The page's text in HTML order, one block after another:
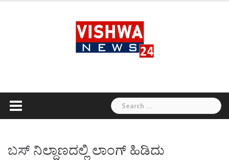
Search
for:
ಬಸ್​ ನಿಲ್ದಾಣದಲ್ಲಿ ಲಾಂಗ್​ ಹಿಡಿದು